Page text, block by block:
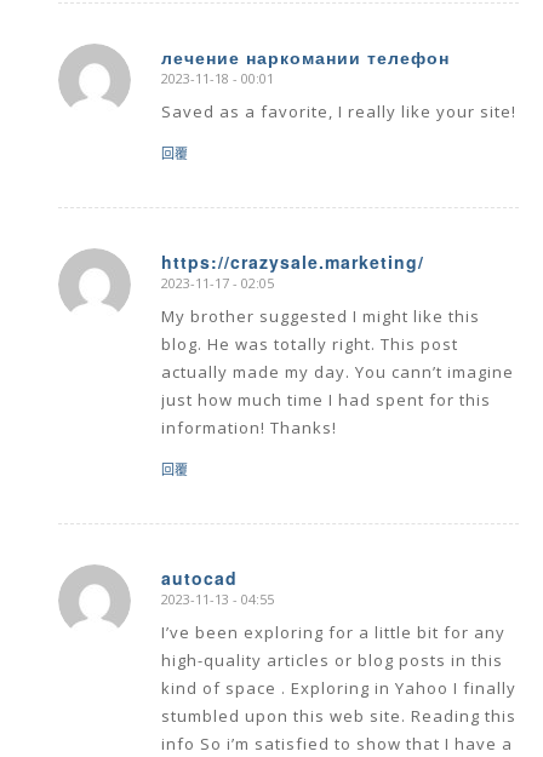
лечение наркомании телефон
says:
2023-11-18 - 00:01
Saved as a favorite, I really like your site!
回覆
https://crazysale.marketing/
says:
2023-11-17 - 02:05
My brother suggested I might like this
blog. He was totally right. This post
actually made my day. You cann’t imagine
just how much time I had spent for this
information! Thanks!
回覆
autocad
says:
2023-11-13 - 04:55
I’ve been exploring for a little bit for any
high-quality articles or blog posts in this
kind of space . Exploring in Yahoo I finally
stumbled upon this web site. Reading this
info So i’m satisfied to show that I have a